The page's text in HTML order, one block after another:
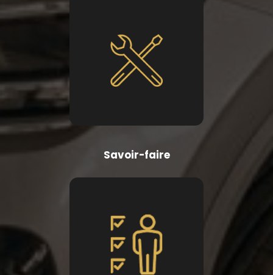
Savoir-faire